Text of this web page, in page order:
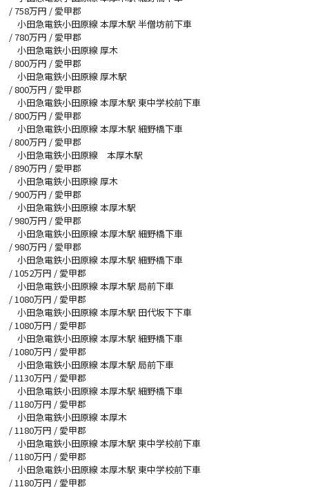
/758万円 / 愛甲郡
小田急電鉄小田原線 本厚木駅 半僧坊前下車
/780万円 / 愛甲郡
小田急電鉄小田原線 厚木
/800万円 / 愛甲郡
小田急電鉄小田原線 厚木駅
/800万円 / 愛甲郡
小田急電鉄小田原線 本厚木駅 東中学校前下車
/800万円 / 愛甲郡
小田急電鉄小田原線 本厚木駅 細野橋下車
/800万円 / 愛甲郡
小田急電鉄小田原線 本厚木駅
/890万円 / 愛甲郡
小田急電鉄小田原線 厚木
/900万円 / 愛甲郡
小田急電鉄小田原線 本厚木駅
/980万円 / 愛甲郡
小田急電鉄小田原線 本厚木駅 細野橋下車
/980万円 / 愛甲郡
小田急電鉄小田原線 本厚木駅 細野橋下車
/1052万円 / 愛甲郡
小田急電鉄小田原線 本厚木駅 局前下車
/1080万円 / 愛甲郡
小田急電鉄小田原線 本厚木駅 田代坂下下車
/1080万円 / 愛甲郡
小田急電鉄小田原線 本厚木駅 細野橋下車
/1080万円 / 愛甲郡
小田急電鉄小田原線 本厚木駅 局前下車
/1130万円 / 愛甲郡
小田急電鉄小田原線 本厚木駅 細野橋下車
/1180万円 / 愛甲郡
小田急電鉄小田原線 本厚木
/1180万円 / 愛甲郡
小田急電鉄小田原線 本厚木駅 東中学校前下車
/1180万円 / 愛甲郡
小田急電鉄小田原線 本厚木駅 東中学校前下車
/1180万円 / 愛甲郡